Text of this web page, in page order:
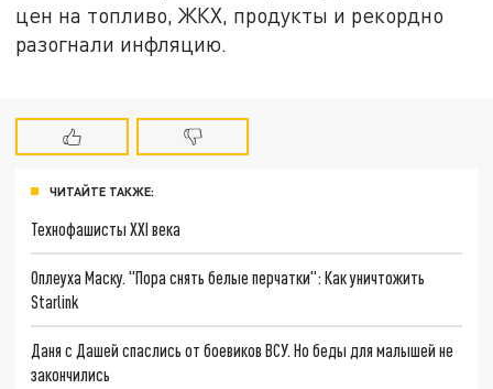
цен на топливо, ЖКХ, продукты и рекордно
разогнали инфляцию.
ЧИТАЙТЕ ТАКЖЕ:
Технофашисты XXI века
Оплеуха Маску. "Пора снять белые перчатки": Как уничтожить
Starlink
Даня с Дашей спаслись от боевиков ВСУ. Но беды для малышей не
закончились